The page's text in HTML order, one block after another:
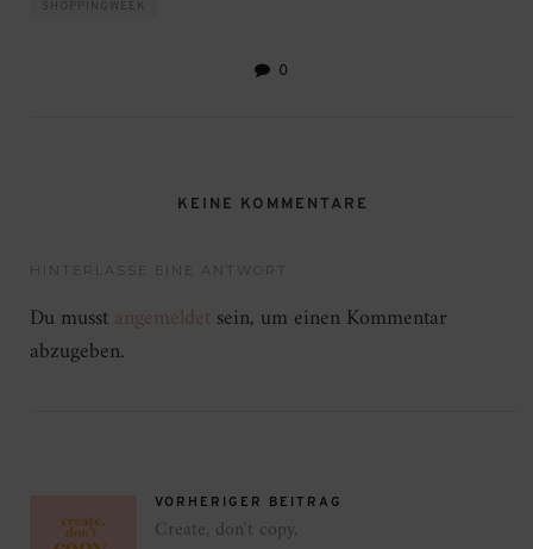
SHOPPINGWEEK
0
KEINE KOMMENTARE
HINTERLASSE EINE ANTWORT
Du musstangemeldet sein, um einen Kommentar
abzugeben.
VORHERIGER BEITRAG
Create, don't copy.